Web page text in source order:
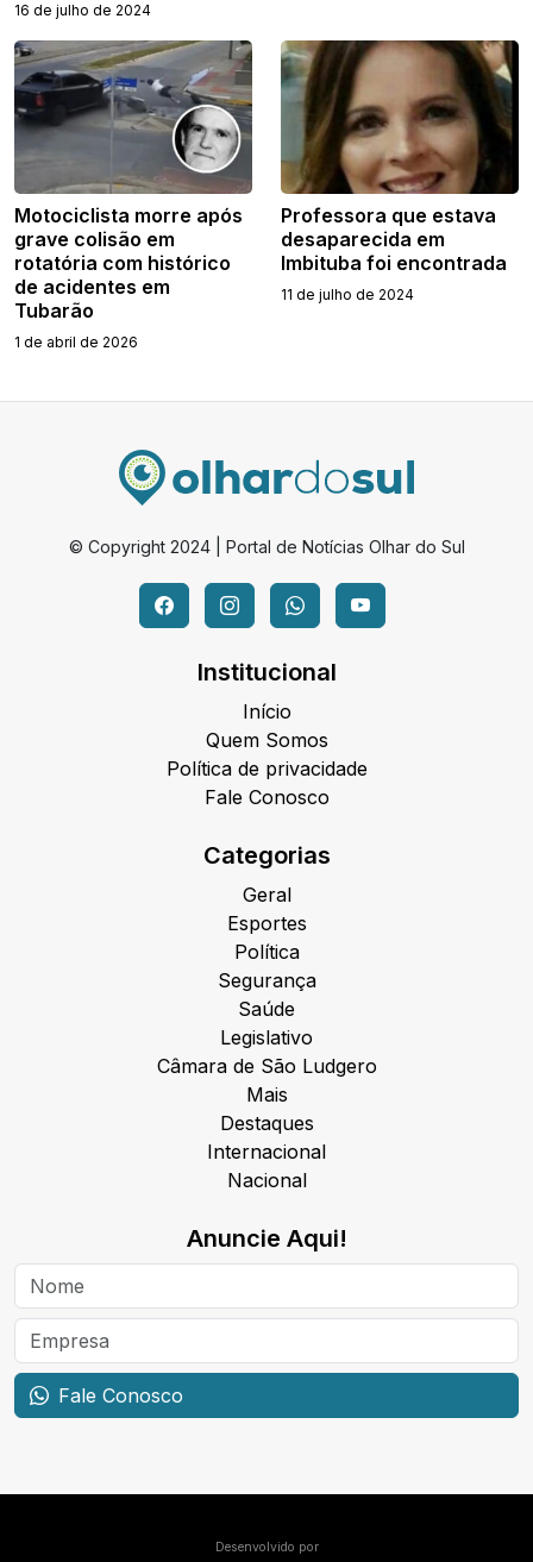
16 de julho de 2024
Motociclista morre após
grave colisão em
rotatória com histórico
de acidentes em
Tubarão
1 de abril de 2026
Professora que estava
desaparecida em
Imbituba foi encontrada
11 de julho de 2024
© Copyright 2024 | Portal de Notícias Olhar do Sul
Institucional
Início
Quem Somos
Política de privacidade
Fale Conosco
Categorias
Geral
Esportes
Política
Segurança
Saúde
Legislativo
Câmara de São Ludgero
Mais
Destaques
Internacional
Nacional
Anuncie Aqui!
Fale Conosco
Desenvolvido por